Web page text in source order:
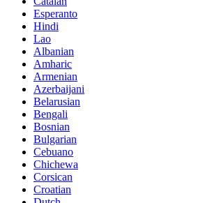
Esperanto
Hindi
Lao
Albanian
Amharic
Armenian
Azerbaijani
Belarusian
Bengali
Bosnian
Bulgarian
Cebuano
Chichewa
Corsican
Croatian